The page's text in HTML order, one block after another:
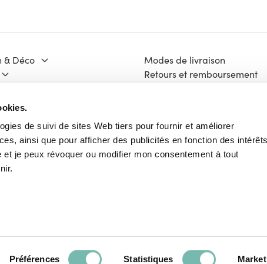
de suivi de sites Web tiers pour fournir et améliorer
ainsi que pour afficher des publicités en fonction des intérêts
je peux révoquer ou modifier mon consentement à tout
Préférences Statistiques
& Déco
& Matériaux
Modes de livraison
Retours et remboursement
Mentions légales
Vie Privée
Charte Cookies